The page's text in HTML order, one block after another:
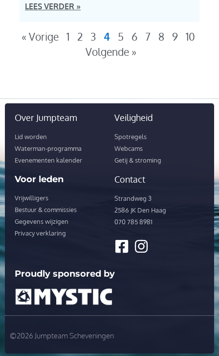
LEES VERDER »
« Vorige 1 2 3 4 5 6 7 8 9
10
Volgende »
Over Jumpteam
Lid worden
Waterman-programma
Evenementen kalender
Veiligheid
Spotregels
Webcams
Getij & stroming
Voor leden
Vrijwilligers
Bestuur & commissies
Gegevens wijzigen
Privacy verklaring
Contact
Strandweg 3
2586 JK Den Haag
070 785 8981
Proudly sponsored by
©2026 Jumpteam Scheveningen